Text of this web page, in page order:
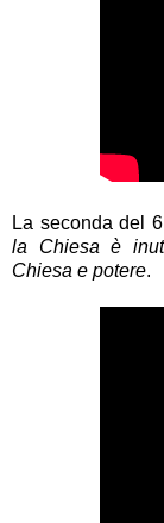
La seconda del
la Chiesa è
Chiesa e potere.